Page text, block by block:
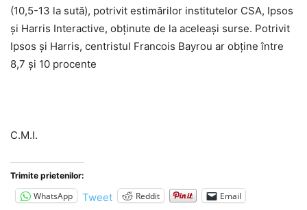
(10,5-13 la sută), potrivit estimărilor institutelor CSA, Ipsos
şi Harris Interactive, obţinute de la aceleaşi surse. Potrivit
Ipsos şi Harris, centristul Francois Bayrou ar obţine între
8,7 şi 10 procente
C.M.I.
Trimite prietenilor:
WhatsApp Tweet Reddit Email